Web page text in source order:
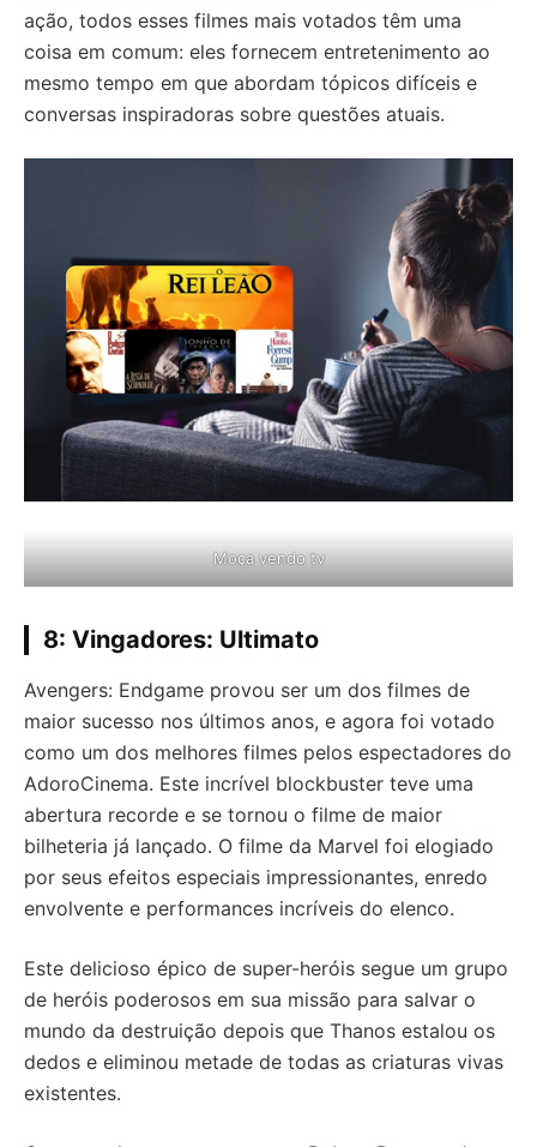
ação, todos esses filmes mais votados têm uma
coisa em comum: eles fornecem entretenimento ao
mesmo tempo em que abordam tópicos difíceis e
conversas inspiradoras sobre questões atuais.
Moça vendo tv
8: Vingadores: Ultimato
Avengers: Endgame provou ser um dos filmes de
maior sucesso nos últimos anos, e agora foi votado
como um dos melhores filmes pelos espectadores do
AdoroCinema. Este incrível blockbuster teve uma
abertura recorde e se tornou o filme de maior
bilheteria já lançado. O filme da Marvel foi elogiado
por seus efeitos especiais impressionantes, enredo
envolvente e performances incríveis do elenco.
Este delicioso épico de super-heróis segue um grupo
de heróis poderosos em sua missão para salvar o
mundo da destruição depois que Thanos estalou os
dedos e eliminou metade de todas as criaturas vivas
existentes.